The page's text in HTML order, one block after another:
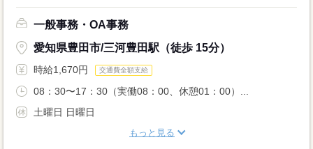
一般事務・OA事務
愛知県豊田市/三河豊田駅（徒歩 15分）
時給1,670円 交通費全額支給
08：30〜17：30（実働08：00、休憩01：00）...
土曜日 日曜日
もっと見る